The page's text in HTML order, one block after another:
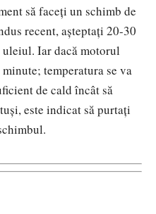
să faceți un schimb de
recent, așteptați 20-30
Iar dacă motorul
temperatura se va
de cald încât să
este indicat să purtați